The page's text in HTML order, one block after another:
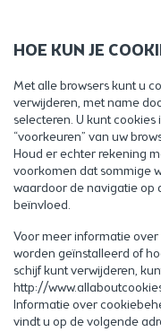
HOE KUN JE
Met alle browsers kunt u
verwijderen, met name
selecteren. U kunt cookies
“voorkeuren” van uw
Houd er echter rekening
voorkomen dat sommige
waardoor de navigatie op
beïnvloed.
Voor meer informatie
worden geïnstalleerd of
schijf kunt verwijderen,
http://
Informatie over
vindt u op de volgende